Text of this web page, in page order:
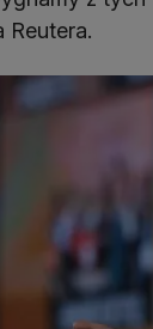
Reutera.